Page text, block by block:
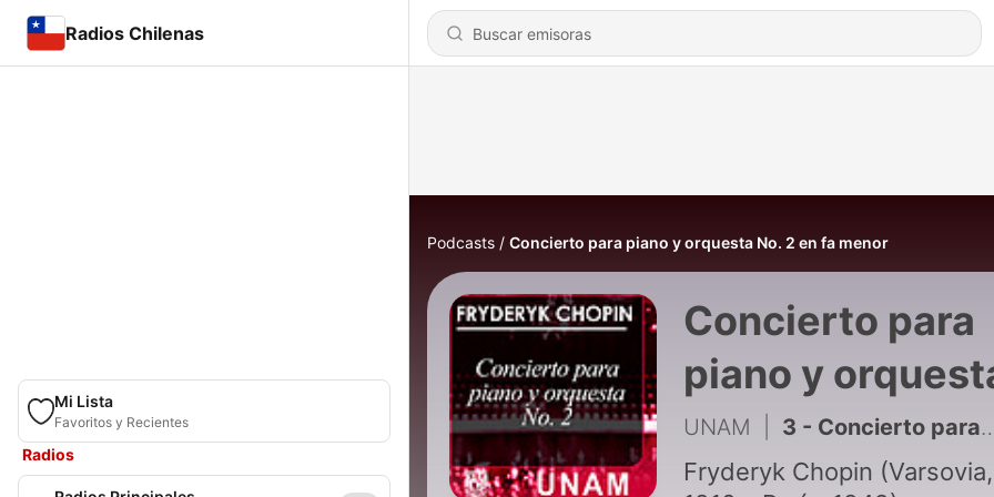
Radios Chilenas
Mi Lista
Favoritos y Recientes
Radios
Podcasts Concierto para piano y orquesta No. 2 en fa menor
Concierto para
piano y
No. 2 en fa
UNAM 3 - Concierto para piano y orquesta No. 2 en fa menor. 1er movimiento
Fryderyk Chopin (Varsovia,